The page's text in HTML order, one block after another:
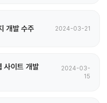
개발 수주 2024-03-21
사이트 개발
2024-03-
15